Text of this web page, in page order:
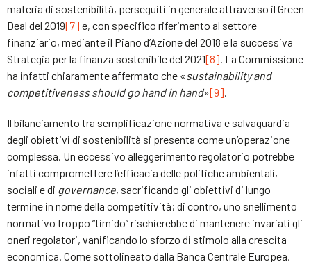
materia di sostenibilità, perseguiti in generale attraverso il Green
Deal del 2019[7] e, con specifico riferimento al settore
finanziario, mediante il Piano d’Azione del 2018 e la successiva
Strategia per la finanza sostenibile del 2021[8]. La Commissione
ha infatti chiaramente affermato che «sustainability and
competitiveness should go hand in hand»[9].
Il bilanciamento tra semplificazione normativa e salvaguardia
degli obiettivi di sostenibilità si presenta come un’operazione
complessa. Un eccessivo alleggerimento regolatorio potrebbe
infatti compromettere l’efficacia delle politiche ambientali,
sociali e di governance, sacrificando gli obiettivi di lungo
termine in nome della competitività; di contro, uno snellimento
normativo troppo “timido” rischierebbe di mantenere invariati gli
oneri regolatori, vanificando lo sforzo di stimolo alla crescita
economica. Come sottolineato dalla Banca Centrale Europea,